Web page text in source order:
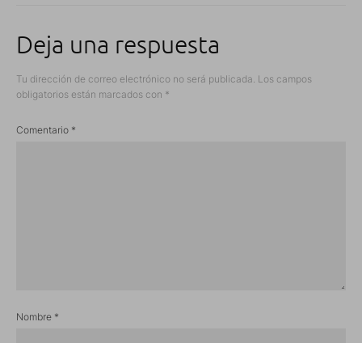
Deja una respuesta
Tu dirección de correo electrónico no será publicada. Los campos
obligatorios están marcados con *
Comentario *
Nombre *